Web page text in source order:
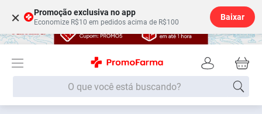
× Promoção exclusiva no app
Economize R$10 em pedidos acima de R$100
Baixar
O que você está buscando?